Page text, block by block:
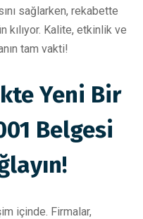
sağlarken, rekabette
kılıyor. Kalite, etkinlik ve
tam vakti!
Yeni Bir
Belgesi
içinde. Firmalar,